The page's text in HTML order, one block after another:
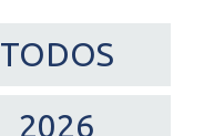
TODOS
2026